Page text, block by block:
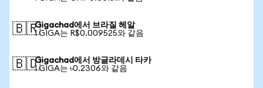
🇧🇷Gigachad에서 브라질 헤알
1 GIGA는 R$0.009525와 같음
🇧🇩Gigachad에서 방글라데시 타카
1 GIGA는 ৳0.2306와 같음